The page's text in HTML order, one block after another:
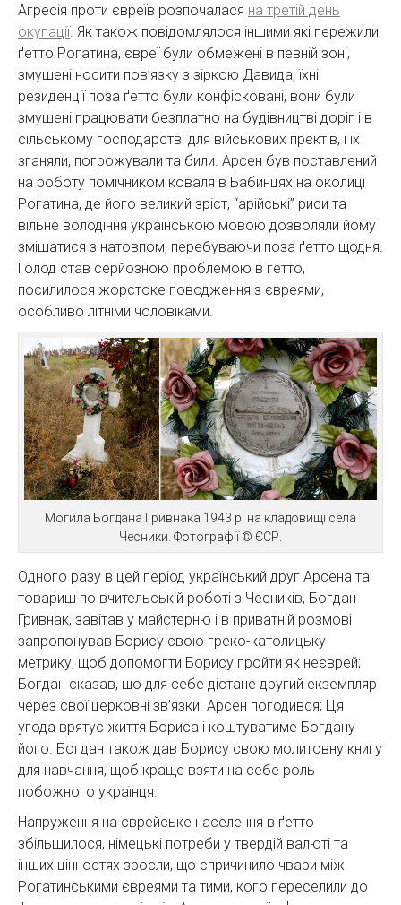
Агресія проти євреїв розпочалася на третій день
окупації. Як також повідомлялося іншими які пережили
ґетто Рогатина, євреї були обмежені в певній зоні,
змушені носити пов’язку з зіркою Давида, їхні
резиденції поза ґетто були конфісковані, вони були
змушені працювати безплатно на будівництві доріг і в
сільському господарстві для військових прєктів, і їх
зганяли, погрожували та били. Арсен був поставлений
на роботу помічником коваля в Бабинцях на околиці
Рогатина, де його великий зріст, “арійські” риси та
вільне володіння українською мовою дозволяли йому
змішатися з натовпом, перебуваючи поза ґетто щодня.
Голод став серйозною проблемою в гетто,
посилилося жорстоке поводження з євреями,
особливо літніми чоловіками.
Могила Богдана Гривнака 1943 р. на кладовищі села
Чесники. Фотографії © ЄСР.
Одного разу в цей період український друг Арсена та
товариш по вчительській роботі з Чесників, Богдан
Гривнак, завітав у майстерню і в приватній розмові
запропонував Борису свою греко-католицьку
метрику, щоб допомогти Борису пройти як неєврей;
Богдан сказав, що для себе дістане другий екземпляр
через свої церковні зв’язки. Арсен погодився; Ця
угода врятує життя Бориса і коштуватиме Богдану
його. Богдан також дав Борису свою молитовну книгу
для навчання, щоб краще взяти на себе роль
побожного українця.
Напруження на єврейське населення в ґетто
збільшилося, німецькі потреби у твердій валюті та
інших цінностях зросли, що спричинило чвари між
Рогатинськими євреями та тими, кого переселили до